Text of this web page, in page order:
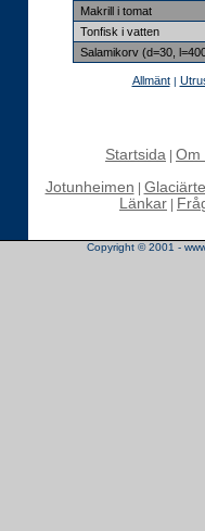
Makrill i tomat
Tonfisk i vatten
Salamikorv (d=30,
Allmänt|
Startsida Om
Jotunheimen
Länkar
Copyright © 2001 -